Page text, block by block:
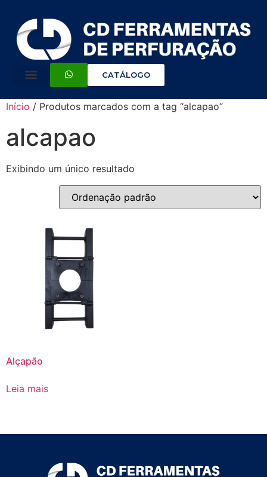
CATÁLOGO
Início / Produtos marcados com a tag “alcapao”
alcapao
Exibindo um único resultado
Alçapão
Leia mais